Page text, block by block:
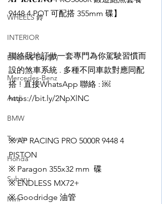
WHEELS 鈴
INTERIOR
ENGINE ( 引擎 )
Mercedes-Benz
Audi
BMW
Toyota
Honda
Subaru
Mini
9448 4 POT 可配搭 355mm 碟】
聯絡我地訂做一套專門為你駕駛習慣而
設的煞車系統 . 多種不同車款對應同配
搭 ! 直接WhatsApp 聯絡 : ￼
https://bit.ly/2NpXlNC
※ AP RACING PRO 5000R 9448 4
PISTON
※ Paragon 355x32 mm  碟
※ ENDLESS MX72+
※ Goodridge 油管